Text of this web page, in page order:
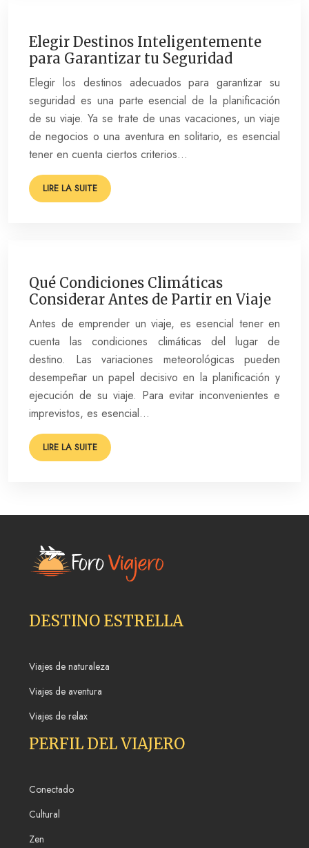
Elegir Destinos Inteligentemente
para Garantizar tu Seguridad
Elegir los destinos adecuados para garantizar su
seguridad es una parte esencial de la planificación
de su viaje. Ya se trate de unas vacaciones, un viaje
de negocios o una aventura en solitario, es esencial
tener en cuenta ciertos criterios…
LIRE LA SUITE
Qué Condiciones Climáticas
Considerar Antes de Partir en Viaje
Antes de emprender un viaje, es esencial tener en
cuenta las condiciones climáticas del lugar de
destino. Las variaciones meteorológicas pueden
desempeñar un papel decisivo en la planificación y
ejecución de su viaje. Para evitar inconvenientes e
imprevistos, es esencial…
LIRE LA SUITE
DESTINO ESTRELLA
Viajes de naturaleza
Viajes de aventura
Viajes de relax
PERFIL DEL VIAJERO
Conectado
Cultural
Zen